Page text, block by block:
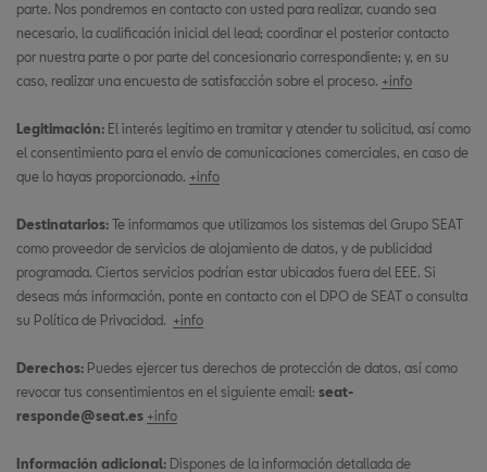
parte. Nos pondremos en contacto con usted para realizar, cuando sea
necesario, la cualificación inicial del lead; coordinar el posterior contacto
por nuestra parte o por parte del concesionario correspondiente; y, en su
caso, realizar una encuesta de satisfacción sobre el proceso. +info
Legitimación: El interés legítimo en tramitar y atender tu solicitud, así como
el consentimiento para el envío de comunicaciones comerciales, en caso de
que lo hayas proporcionado. +info
Destinatarios: Te informamos que utilizamos los sistemas del Grupo SEAT
como proveedor de servicios de alojamiento de datos, y de publicidad
programada. Ciertos servicios podrían estar ubicados fuera del EEE. Si
deseas más información, ponte en contacto con el DPO de SEAT o consulta
su Política de Privacidad. +info
Derechos: Puedes ejercer tus derechos de protección de datos, así como
revocar tus consentimientos en el siguiente email: seat-
responde@seat.es +info
Información adicional: Dispones de la información detallada de